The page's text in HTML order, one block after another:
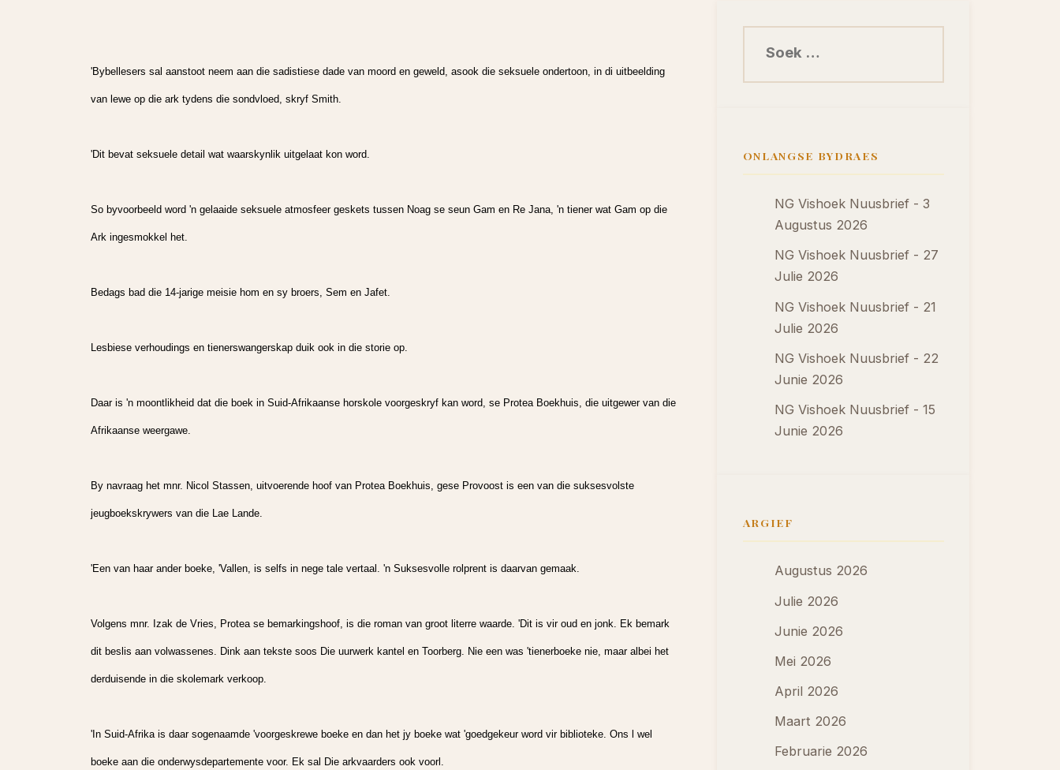
'Bybellesers sal aanstoot neem aan die sadistiese dade van moord en geweld, asook die seksuele ondertoon, in di uitbeelding
van lewe op die ark tydens die sondvloed, skryf Smith.
'Dit bevat seksuele detail wat waarskynlik uitgelaat kon word.
So byvoorbeeld word 'n gelaaide seksuele atmosfeer geskets tussen Noag se seun Gam en Re Jana, 'n tiener wat Gam op die
Ark ingesmokkel het.
Bedags bad die 14-jarige meisie hom en sy broers, Sem en Jafet.
Lesbiese verhoudings en tienerswangerskap duik ook in die storie op.
Daar is 'n moontlikheid dat die boek in Suid-Afrikaanse horskole voorgeskryf kan word, se Protea Boekhuis, die uitgewer van die
Afrikaanse weergawe.
By navraag het mnr. Nicol Stassen, uitvoerende hoof van Protea Boekhuis, gese Provoost is een van die suksesvolste
jeugboekskrywers van die Lae Lande.
'Een van haar ander boeke, 'Vallen, is selfs in nege tale vertaal. 'n Suksesvolle rolprent is daarvan gemaak.
Volgens mnr. Izak de Vries, Protea se bemarkingshoof, is die roman van groot literre waarde. 'Dit is vir oud en jonk. Ek bemark
dit beslis aan volwassenes. Dink aan tekste soos Die uurwerk kantel en Toorberg. Nie een was 'tienerboeke nie, maar albei het
derduisende in die skolemark verkoop.
'In Suid-Afrika is daar sogenaamde 'voorgeskrewe boeke en dan het jy boeke wat 'goedgekeur word vir biblioteke. Ons l wel
boeke aan die onderwysdepartemente voor. Ek sal Die arkvaarders ook voorl.
ONLANGSE BYDRAES
NG Vishoek Nuusbrief - 3
Augustus 2026
NG Vishoek Nuusbrief - 27
Julie 2026
NG Vishoek Nuusbrief - 21
Julie 2026
NG Vishoek Nuusbrief - 22
Junie 2026
NG Vishoek Nuusbrief - 15
Junie 2026
ARGIEF
Augustus 2026
Julie 2026
Junie 2026
Mei 2026
April 2026
Maart 2026
Februarie 2026